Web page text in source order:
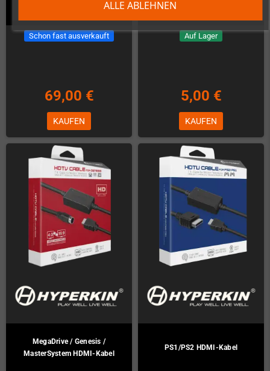
ALLE ABLEHNEN
Schon fast ausverkauft
69,00 €
KAUFEN
Auf Lager
5,00 €
KAUFEN
MegaDrive / Genesis /
MasterSystem HDMI-Kabel
PS1/PS2 HDMI-Kabel